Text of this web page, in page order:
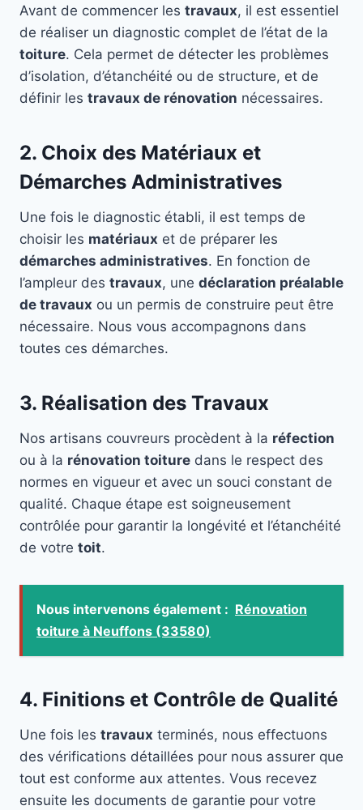
Avant de commencer les travaux, il est essentiel
de réaliser un diagnostic complet de l’état de la
toiture. Cela permet de détecter les problèmes
d’isolation, d’étanchéité ou de structure, et de
définir les travaux de rénovation nécessaires.
2. Choix des Matériaux et
Démarches Administratives
Une fois le diagnostic établi, il est temps de
choisir les matériaux et de préparer les
démarches administratives. En fonction de
l’ampleur des travaux, une déclaration préalable
de travaux ou un permis de construire peut être
nécessaire. Nous vous accompagnons dans
toutes ces démarches.
3. Réalisation des Travaux
Nos artisans couvreurs procèdent à la réfection
ou à la rénovation toiture dans le respect des
normes en vigueur et avec un souci constant de
qualité. Chaque étape est soigneusement
contrôlée pour garantir la longévité et l’étanchéité
de votre toit.
Nous intervenons également : Rénovation
toiture à Neuffons (33580)
4. Finitions et Contrôle de Qualité
Une fois les travaux terminés, nous effectuons
des vérifications détaillées pour nous assurer que
tout est conforme aux attentes. Vous recevez
ensuite les documents de garantie pour votre